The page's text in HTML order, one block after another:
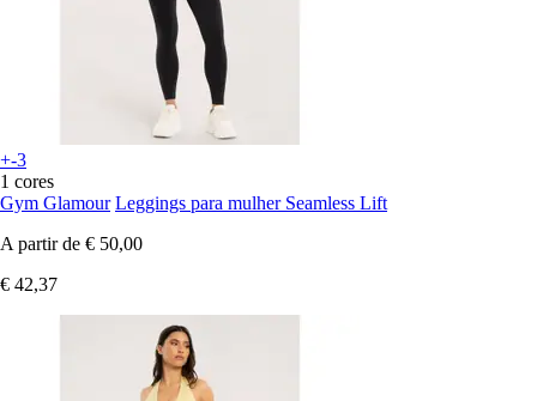
+-3
1 cores
Gym Glamour Leggings para mulher Seamless Lift
A partir de € 50,00
€ 42,37